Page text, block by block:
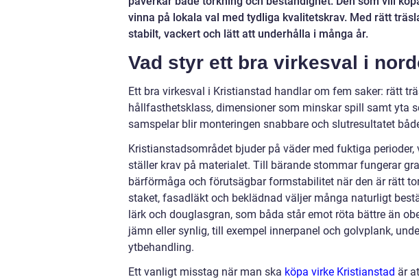
vinna på lokala val med tydliga kvalitetskrav. Med rätt
stabilt, vackert och lätt att underhålla i många år.
Vad styr ett bra virkesval i
Ett bra virkesval i Kristianstad handlar om fem saker: rätt
hållfasthetsklass, dimensioner som minskar spill samt yta
samspelar blir monteringen snabbare och slutresultatet
Kristianstadsområdet bjuder på väder med fuktiga
ställer krav på materialet. Till bärande stommar fungerar
bärförmåga och förutsägbar formstabilitet när den är rätt
staket, fasadläkt och beklädnad väljer många naturligt
lärk och douglasgran, som båda står emot röta bättre än
jämn eller synlig, till exempel innerpanel och golvplank,
ytbehandling.
Ett vanligt misstag när man ska köpa virke Kristianstad är